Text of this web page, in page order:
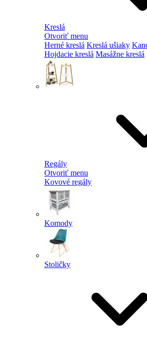
Kreslá
Otvoriť menu
Herné kreslá Kreslá ušiaky
Hojdacie kreslá Masážne kreslá
Regály
Otvoriť menu
Kovové regály
Komody
Stoličky